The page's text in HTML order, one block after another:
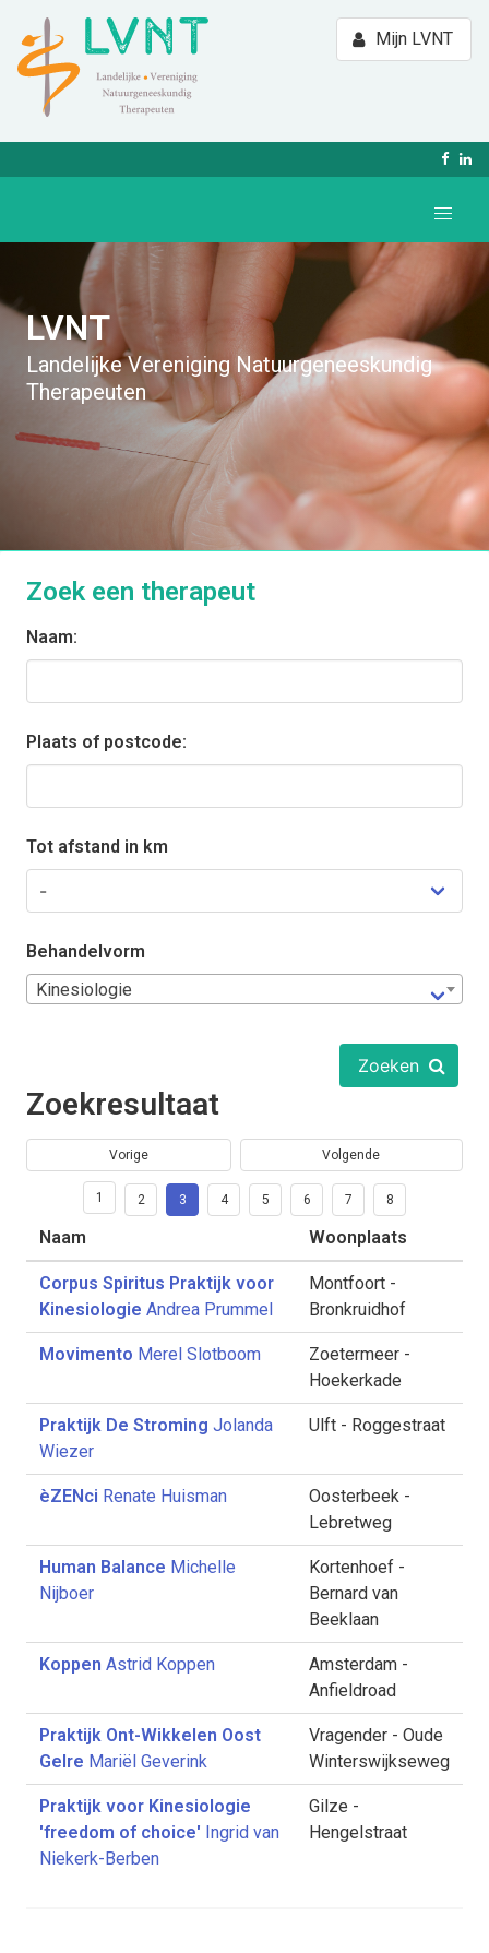
Mijn LVNT
LVNT
Landelijke Vereniging Natuurgeneeskundig
Therapeuten
Zoek een therapeut
Naam:
Plaats of postcode:
Tot afstand in km
Behandelvorm
Kinesiologie
Zoeken
Zoekresultaat
Vorige Volgende
1 2 3 4 5 6 7 8
Naam Woonplaats
Corpus Spiritus Praktijk voor
Kinesiologie Andrea Prummel
Montfoort -
Bronkruidhof
Movimento Merel Slotboom
Zoetermeer -
Hoekerkade
Praktijk De Stroming Jolanda
Wiezer
Ulft - Roggestraat
èZENci Renate Huisman
Oosterbeek -
Lebretweg
Human Balance Michelle
Nijboer
Kortenhoef -
Bernard van
Beeklaan
Koppen Astrid Koppen
Amsterdam -
Anfieldroad
Praktijk Ont-Wikkelen Oost
Gelre Mariël Geverink
Vragender - Oude
Winterswijkseweg
Praktijk voor Kinesiologie
'freedom of choice' Ingrid van
Niekerk-Berben
Gilze -
Hengelstraat